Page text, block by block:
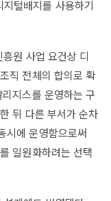
털배지를 사용하기
원 사업 요건상 디
직 전체의 합의로 확
지스를 운영하는 구
뒤 다른 부서가 순차
시에 운영함으로써
일원화하려는 선택